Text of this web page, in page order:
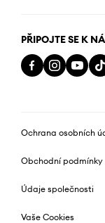
PŘIPOJTE SE K
Ochrana osobních
Obchodní podmínky
Údaje společnosti
Vaše Cookies